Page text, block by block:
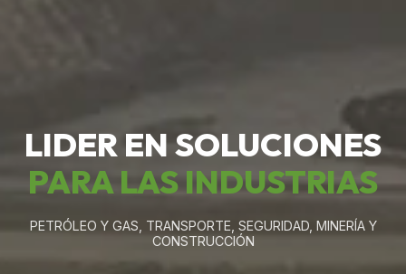
LIDER EN SOLUCIONES
PARA LAS INDUSTRIAS
PETRÓLEO Y GAS, TRANSPORTE, SEGURIDAD, MINERÍA Y
CONSTRUCCIÓN